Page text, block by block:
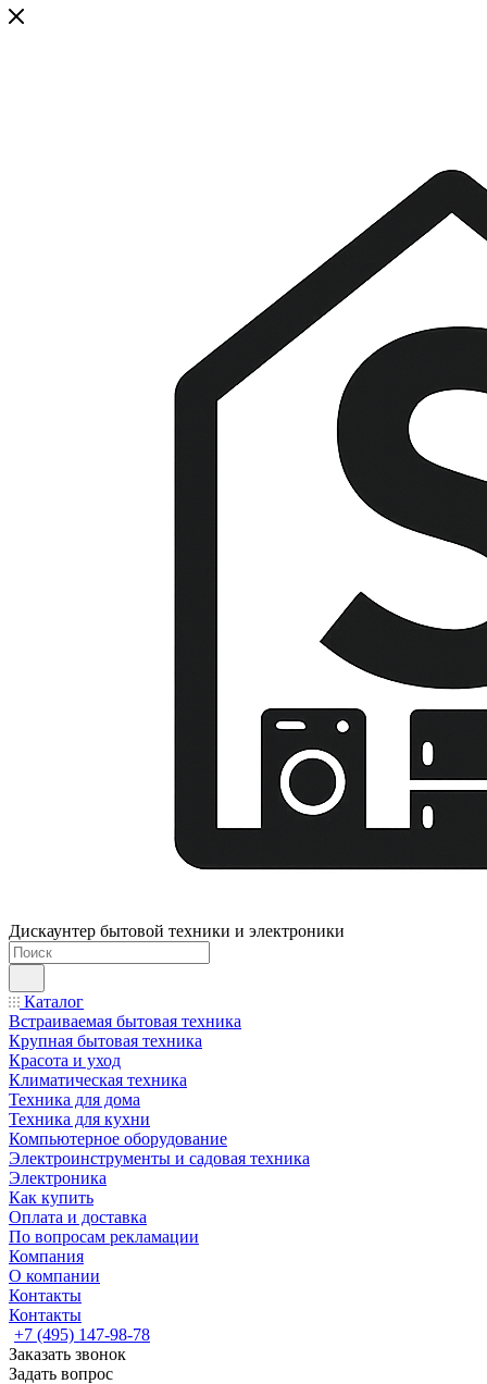
Дискаунтер бытовой техники и электроники
Каталог
Встраиваемая бытовая техника
Крупная бытовая техника
Красота и уход
Климатическая техника
Техника для дома
Техника для кухни
Компьютерное оборудование
Электроинструменты и садовая техника
Электроника
Как купить
Оплата и доставка
По вопросам рекламации
Компания
О компании
Контакты
Контакты
+7 (495) 147-98-78
Заказать звонок
Задать вопрос